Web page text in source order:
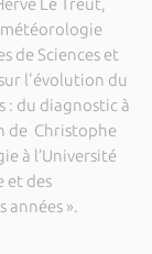
de Sciences et
l'évolution du
: du diagnostic à
de Christophe
à l’Université
et des
années ».